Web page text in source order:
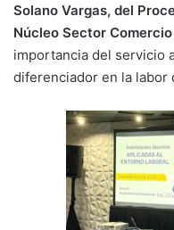
Solano Vargas, del
Núcleo Sector
importancia del servicio
diferenciador en la labor